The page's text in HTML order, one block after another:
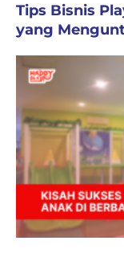
Tips Bisnis
yang